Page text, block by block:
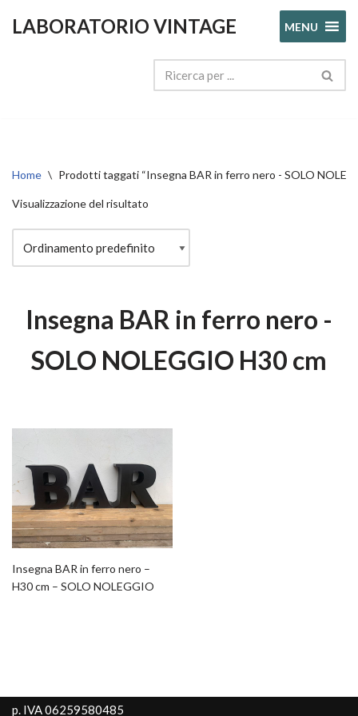
LABORATORIO VINTAGE MENU
Home \ Prodotti taggati “Insegna BAR in ferro nero - SOLO
Visualizzazione del risultato
Insegna BAR in ferro nero -
SOLO NOLEGGIO H30 cm
Insegna BAR in ferro nero –
H30 cm – SOLO NOLEGGIO
p. IVA 06259580485